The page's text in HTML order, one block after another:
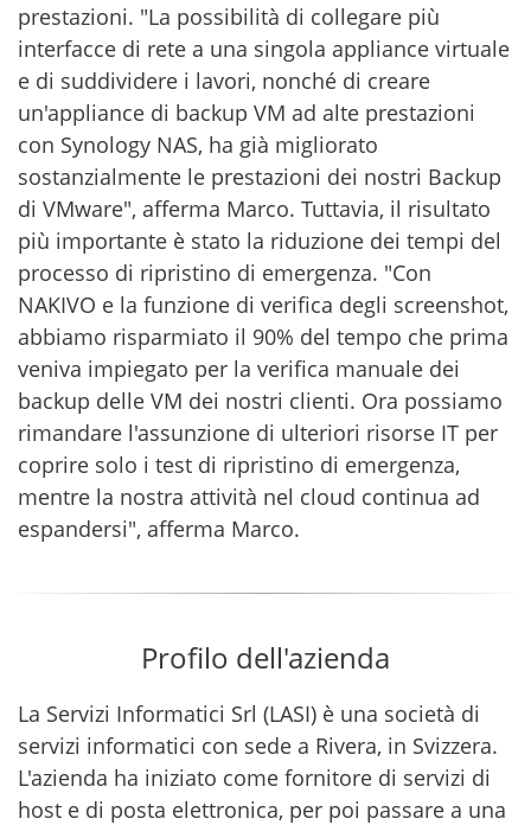
prestazioni. "La possibilità di collegare più
interfacce di rete a una singola appliance virtuale
e di suddividere i lavori, nonché di creare
un'appliance di backup VM ad alte prestazioni
con Synology NAS, ha già migliorato
sostanzialmente le prestazioni dei nostri Backup
di VMware", afferma Marco. Tuttavia, il risultato
più importante è stato la riduzione dei tempi del
processo di ripristino di emergenza. "Con
NAKIVO e la funzione di verifica degli screenshot,
abbiamo risparmiato il 90% del tempo che prima
veniva impiegato per la verifica manuale dei
backup delle VM dei nostri clienti. Ora possiamo
rimandare l'assunzione di ulteriori risorse IT per
coprire solo i test di ripristino di emergenza,
mentre la nostra attività nel cloud continua ad
espandersi", afferma Marco.
Profilo dell'azienda
La Servizi Informatici Srl (LASI) è una società di
servizi informatici con sede a Rivera, in Svizzera.
L'azienda ha iniziato come fornitore di servizi di
host e di posta elettronica, per poi passare a una